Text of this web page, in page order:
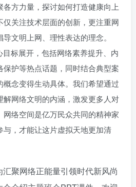
方力量，探讨如何打造健康向上
关注技术层面的创新，更注重网
文明上网、理性表达的理念。
标展开，包括网络素养提升、内
护等热点话题，同时结合典型案
念变得生动具体。我们希望通过
网络文明的内涵，激发更多人对
络空间是亿万民众共同的精神家
与，才能让这片虚拟天地更加清
聚网络正能量引领时代新风尚